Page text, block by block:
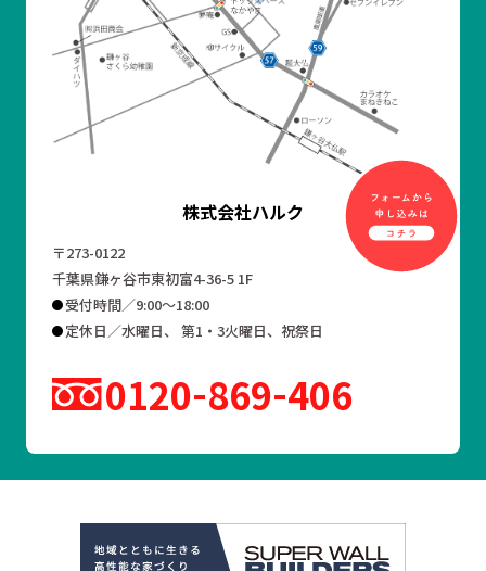
株式会社ハルク
〒273-0122
千葉県鎌ヶ谷市東初富4-36-5 1F
受付時間／9:00～18:00
定休日／水曜日、 第1・3火曜日、祝祭日
0120 869 406